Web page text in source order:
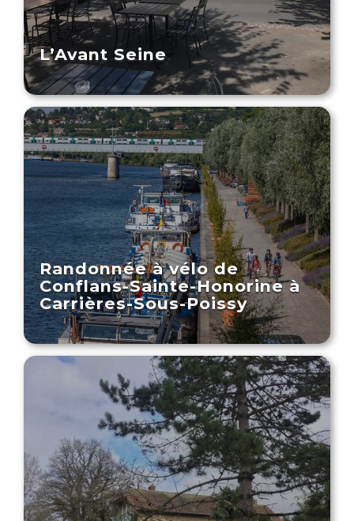
L’Avant Seine
Randonnée à vélo de
Conflans-Sainte-Honorine à
Carrières-Sous-Poissy